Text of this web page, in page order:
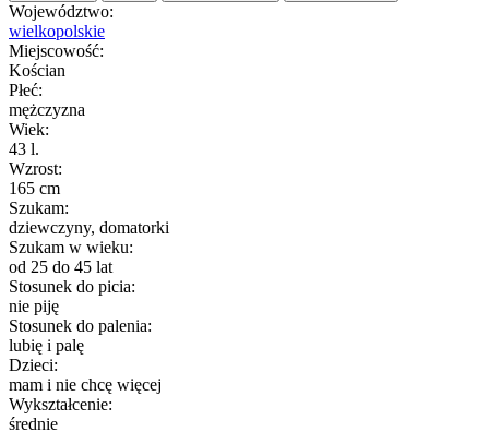
Województwo:
wielkopolskie
Miejscowość:
Kościan
Płeć:
mężczyzna
Wiek:
43 l.
Wzrost:
165 cm
Szukam:
dziewczyny, domatorki
Szukam w wieku:
od 25 do 45 lat
Stosunek do picia:
nie piję
Stosunek do palenia:
lubię i palę
Dzieci:
mam i nie chcę więcej
Wykształcenie:
średnie